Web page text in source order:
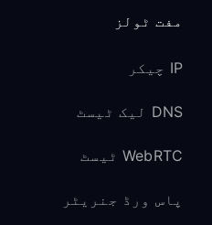
مفت ٹولز
IP چیکر
DNS لیک ٹیسٹ
WebRTC ٹیسٹ
پاس ورڈ جنریٹر